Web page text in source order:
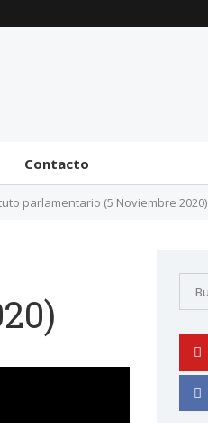
Contacto
parlamentario (5 Noviembre 2020)